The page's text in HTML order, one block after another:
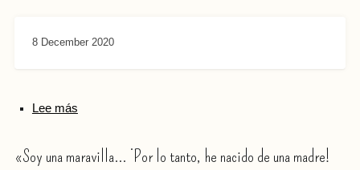
8 December 2020
Lee más
«Soy una maravilla... ¡Por lo tanto, he nacido de una madre!